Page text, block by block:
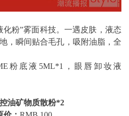
粉”雾面科技。一遇皮肤，液态
，瞬间贴合毛孔，吸附油脂，全
底液5ML*1，眼唇卸妆液
油矿物质散粉*2